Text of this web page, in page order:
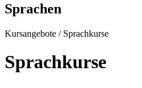
Sprachen
Kursangebote / Sprachkurse
Sprachkurse